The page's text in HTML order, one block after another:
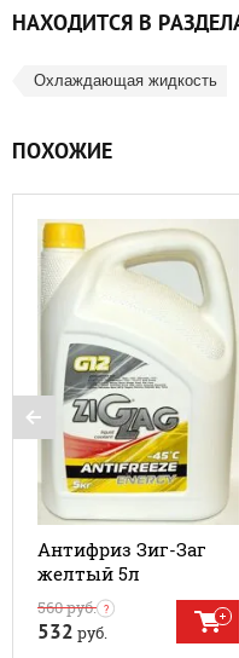
НАХОДИТСЯ В
Охлаждающая жидкость
ПОХОЖИЕ
Антифриз Зиг-Заг
желтый 5л
560руб.
532 руб.